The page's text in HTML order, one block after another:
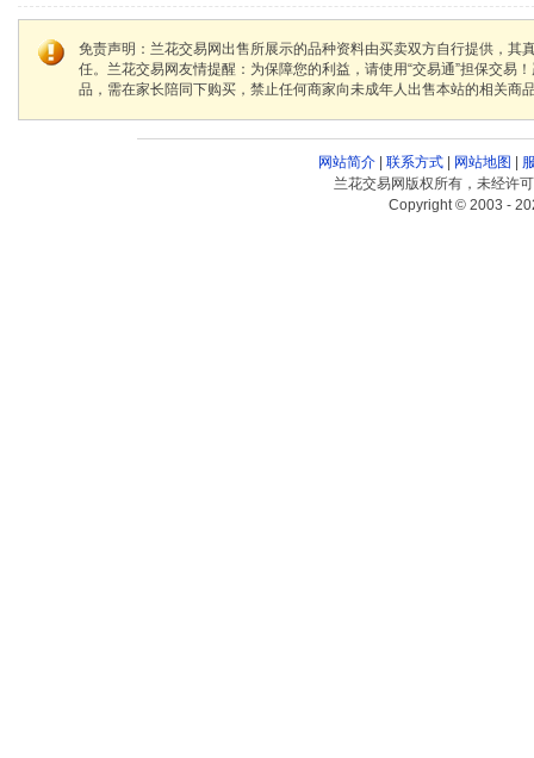
免责声明：兰花交易网出售所展示的品种资料由买卖双方自行提供，
任。兰花交易网友情提醒：为保障您的利益，请使用“交易通”担保交
品，需在家长陪同下购买，禁止任何商家向未成年人出售本站的相关商
网站简介| 联系方式| 网站地图
兰花交易网版权所有，未经许
Copyright © 2003 -